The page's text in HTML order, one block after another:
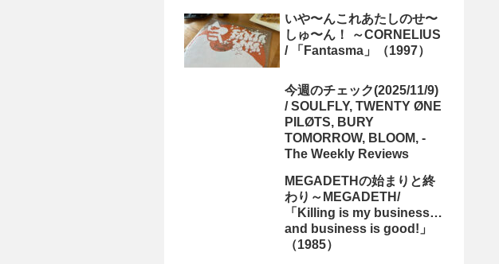
いや〜んこれあたしのせ〜
しゅ〜ん！ ～CORNELIUS
/ 「Fantasma」（1997）
今週のチェック(2025/11/9)
/ SOULFLY, TWENTY ØNE
PILØTS, BURY
TOMORROW, BLOOM, -
The Weekly Reviews
MEGADETHの始まりと終
わり～MEGADETH/
「Killing is my business…
and business is good!」
（1985）